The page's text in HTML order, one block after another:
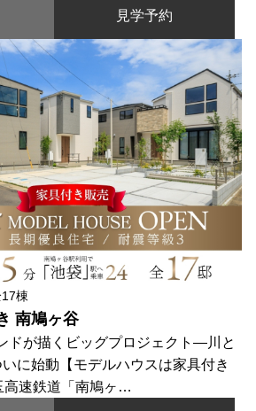
見学予約
棟
南鳩ヶ谷
ドが描くビッグプロジェクト―川と
に始動【モデルハウスは家具付き
速鉄道「南鳩ヶ…